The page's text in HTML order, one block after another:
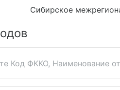
Сибирское
Код ФККО, Наименование